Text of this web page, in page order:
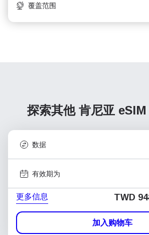
覆盖范围
探索其他 肯尼亚
数据
有效期为
更多信息 TWD
加入购物车